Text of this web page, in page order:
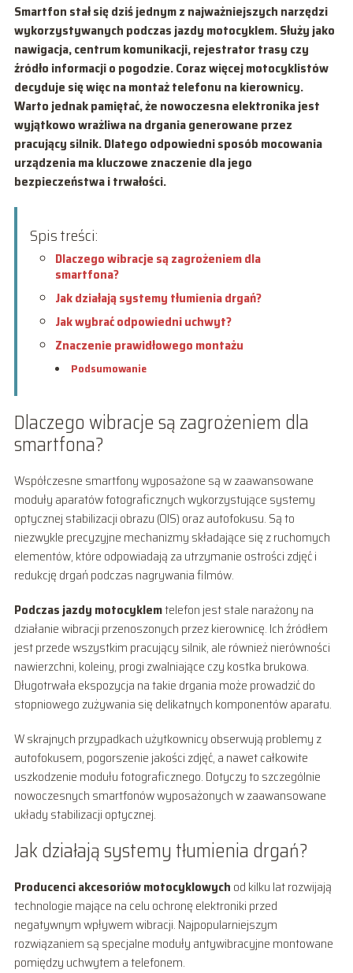
Smartfon stał się dziś jednym z najważniejszych narzędzi
wykorzystywanych podczas jazdy motocyklem. Służy jako
nawigacja, centrum komunikacji, rejestrator trasy czy
źródło informacji o pogodzie. Coraz więcej motocyklistów
decyduje się więc na montaż telefonu na kierownicy.
Warto jednak pamiętać, że nowoczesna elektronika jest
wyjątkowo wrażliwa na drgania generowane przez
pracujący silnik. Dlatego odpowiedni sposób mocowania
urządzenia ma kluczowe znaczenie dla jego
bezpieczeństwa i trwałości.
Spis treści:
Dlaczego wibracje są zagrożeniem dla
smartfona?
Jak działają systemy tłumienia drgań?
Jak wybrać odpowiedni uchwyt?
Znaczenie prawidłowego montażu
Podsumowanie
Dlaczego wibracje są zagrożeniem dla
smartfona?
Współczesne smartfony wyposażone są w zaawansowane
moduły aparatów fotograficznych wykorzystujące systemy
optycznej stabilizacji obrazu (OIS) oraz autofokusu. Są to
niezwykle precyzyjne mechanizmy składające się z ruchomych
elementów, które odpowiadają za utrzymanie ostrości zdjęć i
redukcję drgań podczas nagrywania filmów.
Podczas jazdy motocyklemtelefon jest stale narażony na
działanie wibracji przenoszonych przez kierownicę. Ich źródłem
jest przede wszystkim pracujący silnik, ale również nierówności
nawierzchni, koleiny, progi zwalniające czy kostka brukowa.
Długotrwała ekspozycja na takie drgania może prowadzić do
stopniowego zużywania się delikatnych komponentów aparatu.
W skrajnych przypadkach użytkownicy obserwują problemy z
autofokusem, pogorszenie jakości zdjęć, a nawet całkowite
uszkodzenie modułu fotograficznego. Dotyczy to szczególnie
nowoczesnych smartfonów wyposażonych w zaawansowane
układy stabilizacji optycznej.
Jak działają systemy tłumienia drgań?
Producenci akcesoriów motocyklowych od kilku lat rozwijają
technologie mające na celu ochronę elektroniki przed
negatywnym wpływem wibracji. Najpopularniejszym
rozwiązaniem są specjalne moduły antywibracyjne montowane
pomiędzy uchwytem a telefonem.